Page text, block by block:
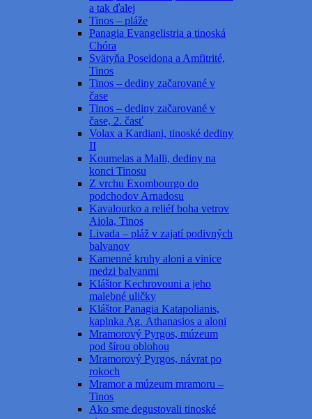
a tak ďalej
Tinos – pláže
Panagia Evangelistria a tinoská
Chóra
Svätyňa Poseidona a Amfitrité,
Tinos
Tinos – dediny začarované v
čase
Tinos – dediny začarované v
čase, 2. časť
Volax a Kardiani, tinoské dediny
II
Koumelas a Malli, dediny na
konci Tinosu
Z vrchu Exombourgo do
podchodov Arnadosu
Kavalourko a reliéf boha vetrov
Aiola, Tinos
Livada – pláž v zajatí podivných
balvanov
Kamenné kruhy aloni a vinice
medzi balvanmi
Kláštor Kechrovouni a jeho
malebné uličky
Kláštor Panagia Katapolianis,
kaplnka Ag. Athanasios a aloni
Mramorový Pyrgos, múzeum
pod šírou oblohou
Mramorový Pyrgos, návrat po
rokoch
Mramor a múzeum mramoru –
Tinos
Ako sme degustovali tinoské